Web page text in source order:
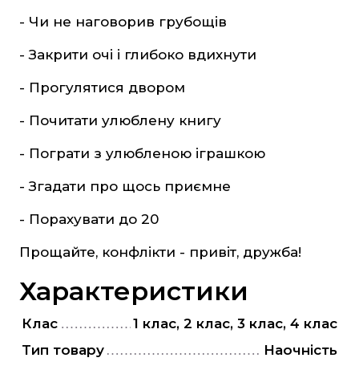
- Чи не наговорив грубощів
- Закрити очі і глибоко вдихнути
- Прогулятися двором
- Почитати улюблену книгу
- Пограти з улюбленою іграшкою
- Згадати про щось приємне
- Порахувати до 20
Прощайте, конфлікти - привіт, дружба!
Характеристики
Клас
1 клас, 2 клас, 3 клас, 4 клас
Тип товару
Наочність
"Є" Підтримка, витратьте вашу тисячу з
Для дітей
Для дорослих